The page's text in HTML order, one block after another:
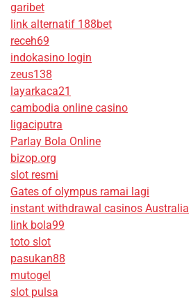
garibet
link alternatif 188bet
receh69
indokasino login
zeus138
layarkaca21
cambodia online casino
ligaciputra
Parlay Bola Online
bizop.org
slot resmi
Gates of olympus ramai lagi
instant withdrawal casinos Australia
link bola99
toto slot
pasukan88
mutogel
slot pulsa